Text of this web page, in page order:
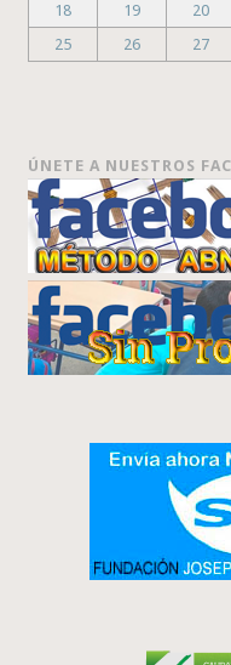
18
19 20
25
26 27
ÚNETE A NUESTROS